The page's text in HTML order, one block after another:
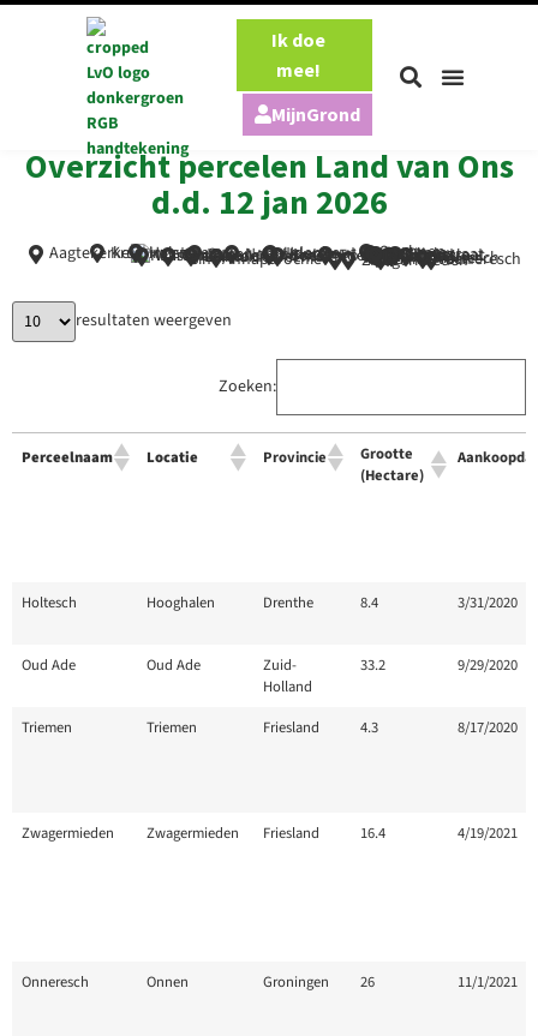
Ik doe
mee!
MijnGrond
Overzicht percelen Land van Ons
d.d. 12 jan 2026
Sint-Annaparochie
Aankoopdatum
Oud Ade
Leimuiden Soest
Houten
Noordeloos
Strijen
Aagtekerke Halsteren
Kruiningen Udenhout Castenray
Swalmen
Wassenaar ZwagermiedenOnneresch
Bakkeveen
Holtesch
Boerderijwinkel;
Noordbeemster HasseltLettele
Empe
Broekstraat
Sliekstraat
Empe
Ede Elst
Millingen
resultaten weergeven
Zoeken:
Perceelnaam Locatie Provincie
Grootte
(Hectare)
Perceelnaam Locatie Provincie
Grootte
(Hectare)
Holtesch Hooghalen Drenthe 8.4 3/31/2020
Oud Ade Oud Ade
Zuid-
Holland
33.2 9/29/2020
Triemen Triemen Friesland 4.3 8/17/2020
Zwagermieden Zwagermieden Friesland 16.4 4/19/2021
Onneresch Onnen Groningen 26 11/1/2021